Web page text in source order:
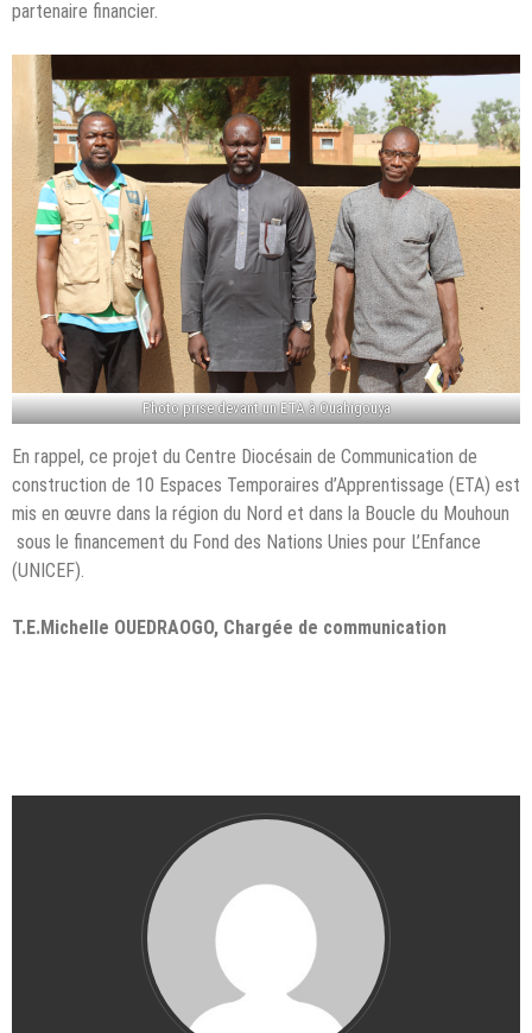
partenaire financier.
Photo prise devant un ETA à Ouahigouya
En rappel, ce projet du Centre Diocésain de Communication de
construction de 10 Espaces Temporaires d’Apprentissage (ETA) est
mis en œuvre dans la région du Nord et dans la Boucle du Mouhoun
sous le financement du Fond des Nations Unies pour L’Enfance
(UNICEF).
T.E.Michelle OUEDRAOGO, Chargée de communication